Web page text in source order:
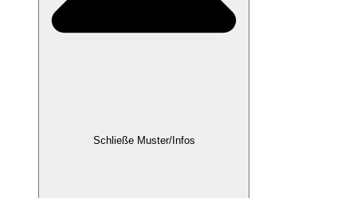
Schließe Muster/Infos